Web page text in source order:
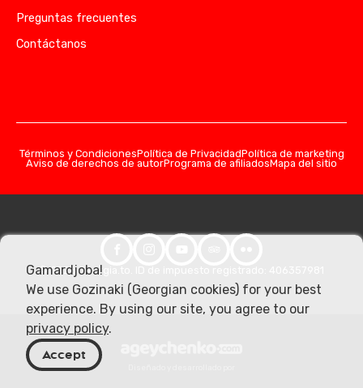
Preguntas frecuentes
Contáctanos
Términos y CondicionesPolítica de PrivacidadPolítica de marketing
Aviso de derechos de autorPrograma de afiliadosMapa del sitio
© 2026 Georgia.to. ID de impuesto registrado: 406357981
Gamardjoba!
We use Gozinaki (Georgian cookies) for your best
experience. By using our site, you agree to our
privacy policy.
Accept